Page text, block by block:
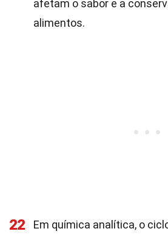
afetam o sabor e a
alimentos.
22
Em química analítica, o